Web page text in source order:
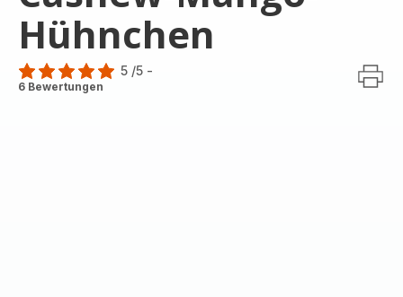
Hühnchen
Bewertung
5 /5 -
6 Bewertungen